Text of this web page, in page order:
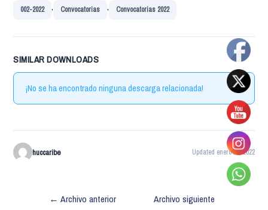
002-2022 , Convocatorias , Convocatorias 2022
SIMILAR DOWNLOADS
¡No se ha encontrado ninguna descarga relacionada!
huccaribe Updated enero 28, 2022
← Archivo anterior
Archivo siguiente